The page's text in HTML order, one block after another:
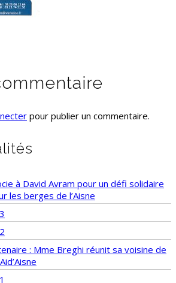
pour publier un commentaire.
à David Avram pour un défi solidaire
les berges de l’Aisne
: Mme Breghi réunit sa voisine de